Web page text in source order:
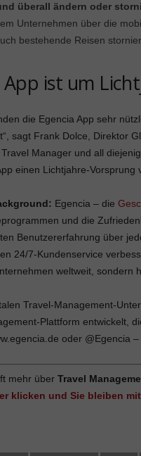
überall ändern oder
Unternehmen über die
bestehende Reisen
App ist um
die Egencia App sehr
sagt Frank Dolce, Direktor
Manager und all
einen Lichtjahre-Vorsprung
Egencia – die
und die
Benutzererfahrung über
24/7-Kundenservice
weltweit, sondern
Travel-Management-
Plattform entwickelt,
oder @Egencia
mehr über Travel
klicken und Sie bleiben